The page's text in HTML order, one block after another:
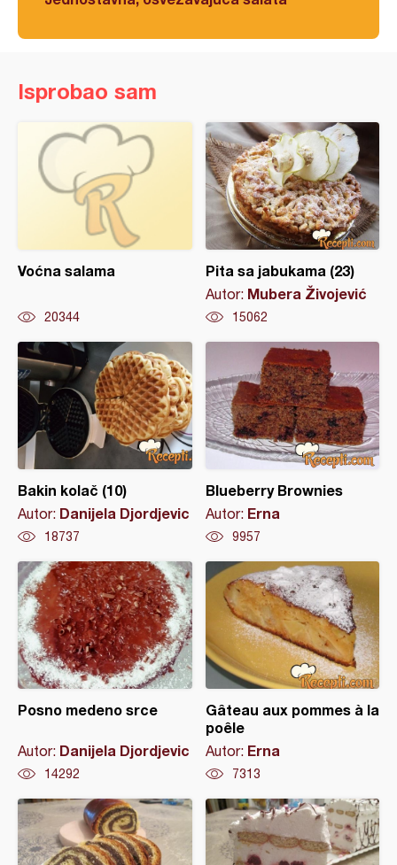
Isprobao sam
Voćna salama
20344
Pita sa jabukama (23)
Autor: Mubera Živojević
15062
Bakin kolač (10)
Autor: Danijela Djordjevic
18737
Blueberry Brownies
Autor: Erna
9957
Posno medeno srce
Autor: Danijela Djordjevic
14292
Gâteau aux pommes à la
poêle
Autor: Erna
7313